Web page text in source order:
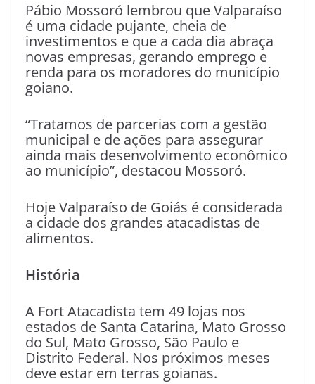
Pábio Mossoró lembrou que Valparaíso
é uma cidade pujante, cheia de
investimentos e que a cada dia abraça
novas empresas, gerando emprego e
renda para os moradores do município
goiano.
“Tratamos de parcerias com a gestão
municipal e de ações para assegurar
ainda mais desenvolvimento econômico
ao município”, destacou Mossoró.
Hoje Valparaíso de Goiás é considerada
a cidade dos grandes atacadistas de
alimentos.
História
A Fort Atacadista tem 49 lojas nos
estados de Santa Catarina, Mato Grosso
do Sul, Mato Grosso, São Paulo e
Distrito Federal. Nos próximos meses
deve estar em terras goianas.